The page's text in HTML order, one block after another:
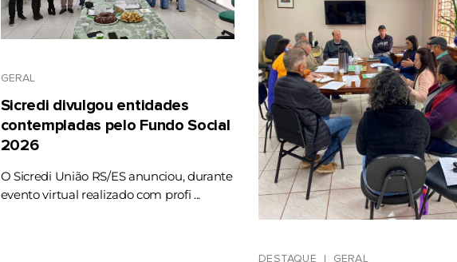
GERAL
Sicredi divulgou entidades
contempladas pelo Fundo Social
2026
O Sicredi União RS/ES anunciou, durante
evento virtual realizado com profi ...
DESTAQUE GERAL